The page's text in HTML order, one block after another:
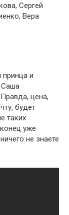
Сергей
Вера
принца и
Саша
цена,
будет
таких
уже
не знаете